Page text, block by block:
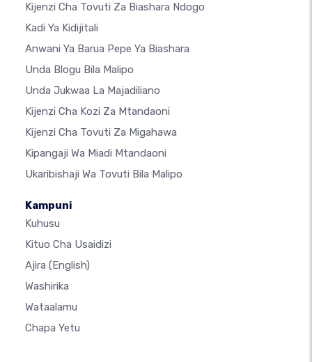
Kijenzi Cha Tovuti Za Biashara Ndogo
Kadi Ya Kidijitali
Anwani Ya Barua Pepe Ya Biashara
Unda Blogu Bila Malipo
Unda Jukwaa La Majadiliano
Kijenzi Cha Kozi Za Mtandaoni
Kijenzi Cha Tovuti Za Migahawa
Kipangaji Wa Miadi Mtandaoni
Ukaribishaji Wa Tovuti Bila Malipo
Kampuni
Kuhusu
Kituo Cha Usaidizi
Ajira (English)
Washirika
Wataalamu
Chapa Yetu